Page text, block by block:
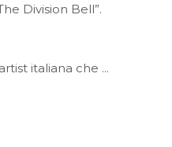
Division Bell”.
italiana che